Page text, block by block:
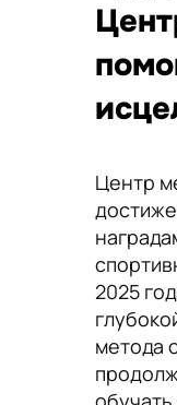
Центр
2025
метода